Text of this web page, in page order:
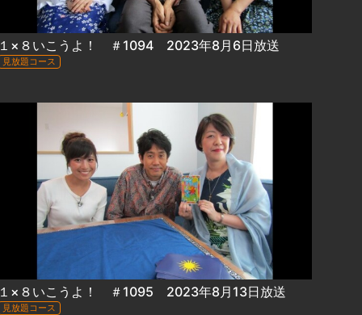
１×８いこうよ！ ＃1094 2023年8月6日放送
見放題コース
１×８いこうよ！ ＃1095 2023年8月13日放送
見放題コース